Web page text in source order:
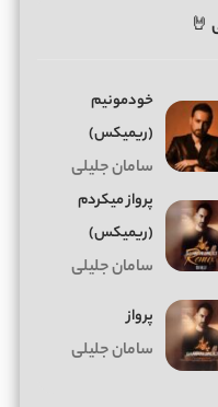
🤘
خودمونیم
(ریمیکس)
سامان جلیلی
پرواز میکردم
(ریمیکس)
سامان جلیلی
پرواز
سامان جلیلی